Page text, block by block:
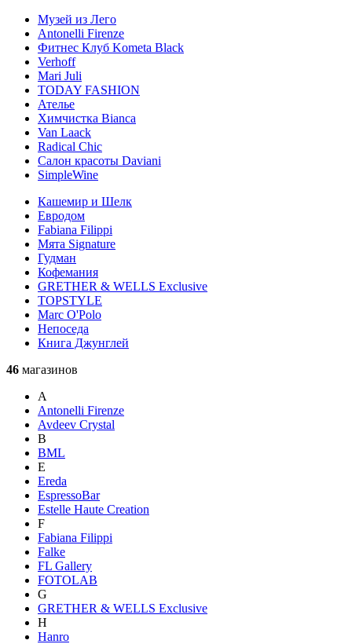
Музей из Лего
Antonelli Firenze
Фитнес Клуб Kometa Black
Verhoff
Mari Juli
TODAY FASHION
Ателье
Химчистка Bianca
Van Laack
Radical Chic
Салон красоты Daviani
SimpleWine
Кашемир и Шелк
Евродом
Fabiana Filippi
Мята Signature
Гудман
Кофемания
GRETHER & WELLS Exclusive
TOPSTYLE
Marc O'Polo
Непоседа
Книга Джунглей
46 магазинов
A
Antonelli Firenze
Avdeev Crystal
B
BML
E
Ereda
EspressoBar
Estelle Haute Creation
F
Fabiana Filippi
Falke
FL Gallery
FOTOLAB
G
GRETHER & WELLS Exclusive
H
Hanro